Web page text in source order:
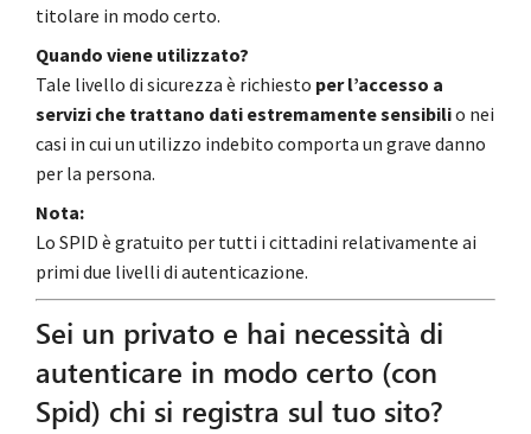
titolare in modo certo.
Quando viene utilizzato?
Tale livello di sicurezza è richiesto per l’accesso a
servizi che trattano dati estremamente sensibilio nei
casi in cui un utilizzo indebito comporta un grave danno
per la persona.
Nota:
Lo SPID è gratuito per tutti i cittadini relativamente ai
primi due livelli di autenticazione.
Sei un privato e hai necessità di
autenticare in modo certo (con
Spid) chi si registra sul tuo sito?